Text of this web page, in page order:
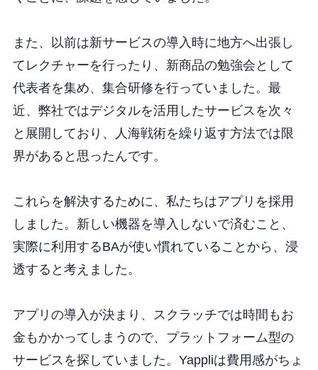
また、以前は新サービスの導入時に地方へ出張し
てレクチャーを行ったり、新商品の勉強会として
代表者を集め、集合研修を行っていました。最
近、弊社ではデジタルを活用したサービスを次々
と展開しており、人海戦術を繰り返す方法では限
界があると思ったんです。
これらを解決するために、私たちはアプリを採用
しました。新しい機器を導入しないで済むこと、
実際に利用するBAが使い慣れていることから、浸
透すると考えました。
アプリの導入が決まり、スクラッチでは時間もお
金もかかってしまうので、プラットフォーム型の
サービスを探していました。Yappliは費用感がちょ